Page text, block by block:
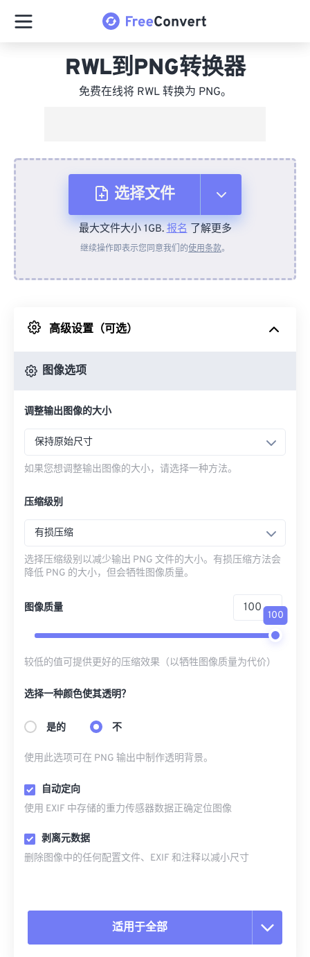
RWL到PNG转换器
免费在线将 RWL 转换为 PNG。
选择文件
从设备
来自 Google Drive
最大文件大小 1GB.报名了解更多
继续操作即表示您同意我们的使用条款。
高级设置（可选）
图像选项
调整输出图像的大小
保持原始尺寸
如果您想调整输出图像的大小，请选择一种方法。
压缩级别
有损压缩
选择压缩级别以减少输出 PNG 文件的大小。有损压缩方法会
降低 PNG 的大小，但会牺牲图像质量。
图像质量
100
较低的值可提供更好的压缩效果（以牺牲图像质量为代价）
选择一种颜色使其透明？
是的 不
使用此选项可在 PNG 输出中制作透明背景。
自动定向
使用 EXIF 中存储的重力传感器数据正确定位图像
剥离元数据
删除图像中的任何配置文件、EXIF 和注释以减小尺寸
适用于全部